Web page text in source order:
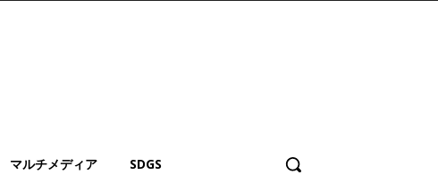
マルチメディア SDGS